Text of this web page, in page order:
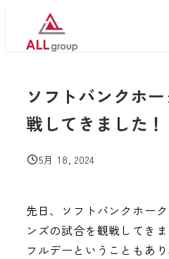
ソフトバンクホ
戦してきました！
投稿日
5月 18, 2024
先日、ソフトバンクホー
ンズの試合を観戦してき
フルデーということもあ